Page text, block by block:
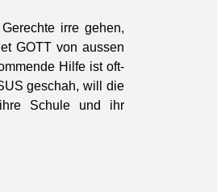
irre gehen,
GOTT von aussen
Hil­fe ist oft­
geschah, will die
Schule und ihr